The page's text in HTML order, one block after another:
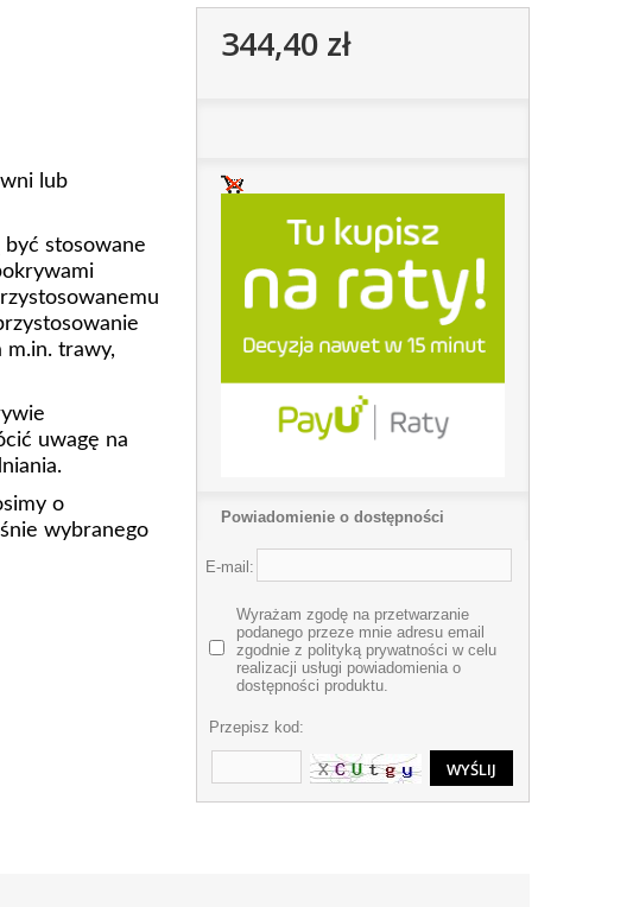
lub
stosowane
trawy,
uwagę na
o
wybranego
344,40 zł
Powiadomienie o dostępności
E-mail:
Wyrażam zgodę na przetwarzanie
podanego przeze mnie adresu email
zgodnie z polityką prywatności w celu
realizacji usługi powiadomienia o
dostępności produktu.
Przepisz kod: